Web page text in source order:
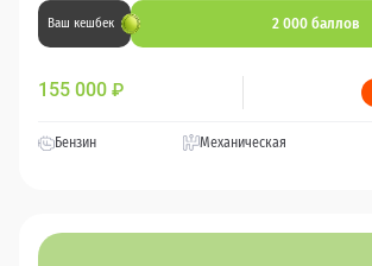
Ваш кешбек 2 000 баллов
155 000 ₽
Бензин Механическая